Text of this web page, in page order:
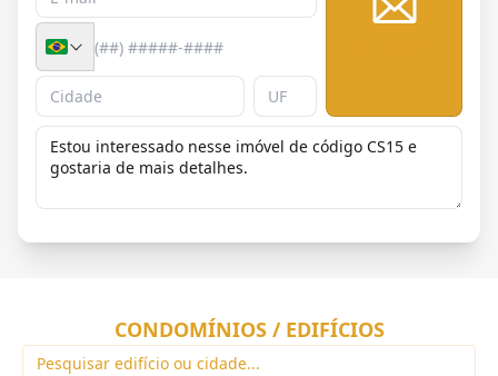
CONDOMÍNIOS / EDIFÍCIOS